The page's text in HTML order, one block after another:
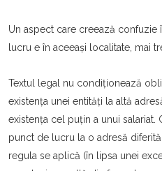
Un aspect care creează confuzie
lucru e în aceeași localitate, mai
Textul legal nu condiționează
existența unei entități la altă
existența cel puțin a unui salariat.
punct de lucru la o adresă
regula se aplică (în lipsa unei